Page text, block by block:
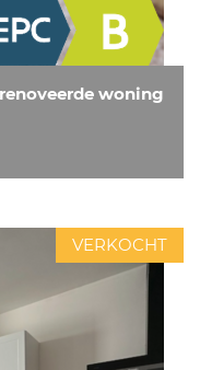
woning
VERKOCHT